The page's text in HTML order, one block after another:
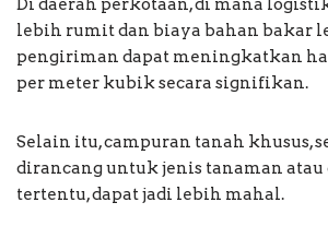
Di daerah perkotaan, di mana
lebih rumit dan biaya bahan bakar
pengiriman dapat meningkatkan
per meter kubik secara signifikan.
Selain itu, campuran tanah khusus,
dirancang untuk jenis tanaman atau
tertentu, dapat jadi lebih mahal.